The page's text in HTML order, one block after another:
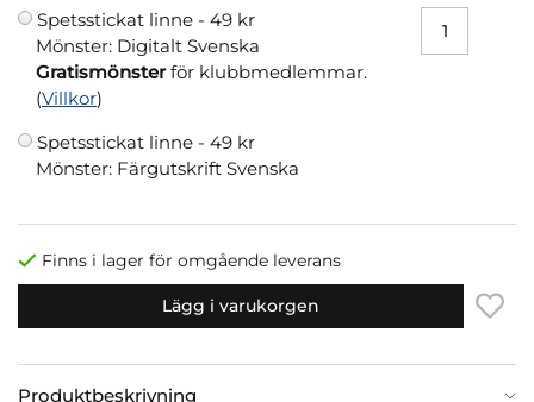
Spetsstickat linne - 49 kr
Mönster: Digitalt Svenska
Gratismönsterför klubbmedlemmar.
(Villkor)
Spetsstickat linne - 49 kr
Mönster: Färgutskrift Svenska
Finns i lager för omgående leverans
Lägg i varukorgen
Produktbeskrivning